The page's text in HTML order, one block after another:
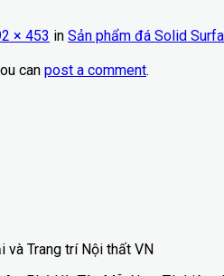
× 453 in Sản phẩm đá Solid
can post a comment.
và Trang trí Nội thất VN